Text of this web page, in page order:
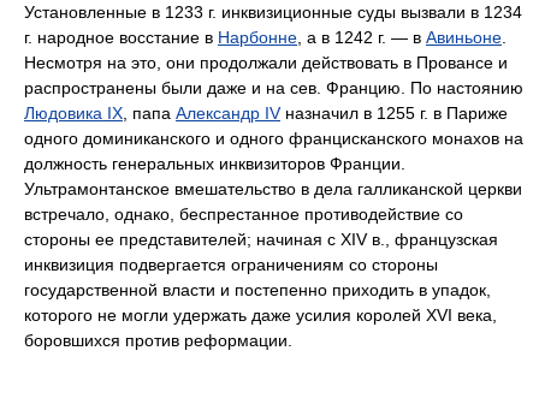
Установленные в 1233 г. инквизиционные суды вызвали в 1234
г. народное восстание в Нарбонне , а в 1242 г. — в Авиньоне
Несмотря на это, они продолжали действовать в Провансе и
распространены были даже и на сев. Францию. По настоянию
Людовика IX , папа Александр IVназначил в 1255 г. в Париже
одного доминиканского и одного францисканского монахов на
должность генеральных инквизиторов Франции.
Ультрамонтанское вмешательство в дела галликанской церкви
встречало, однако, беспрестанное противодействие со
стороны ее представителей; начиная с XIV в., французская
инквизиция подвергается ограничениям со стороны
государственной власти и постепенно приходить в упадок,
которого не могли удержать даже усилия королей XVI века,
боровшихся против реформации.